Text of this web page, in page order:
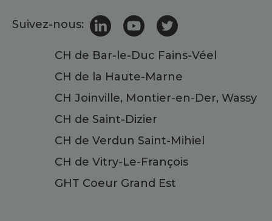
Suivez-nous:
CH de Bar-le-Duc Fains-Véel
CH de la Haute-Marne
CH Joinville, Montier-en-Der, Wassy
CH de Saint-Dizier
CH de Verdun Saint-Mihiel
CH de Vitry-Le-François
GHT Coeur Grand Est